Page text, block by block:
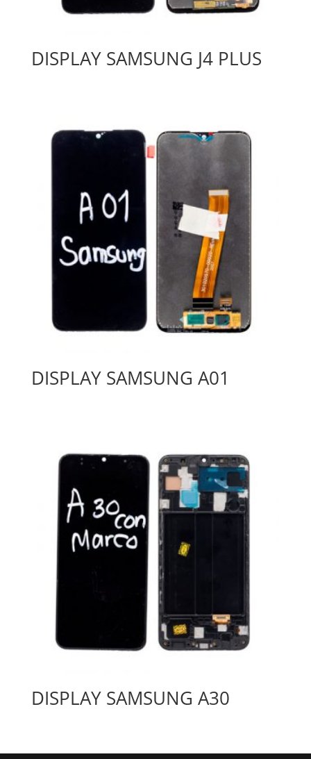
DISPLAY SAMSUNG J4 PLUS
DISPLAY SAMSUNG A01
DISPLAY SAMSUNG A30